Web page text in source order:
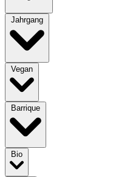
Jahrgang
Vegan
Barrique
Bio